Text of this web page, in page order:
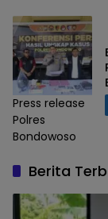
Press release
Polres
Bondowoso
Berita